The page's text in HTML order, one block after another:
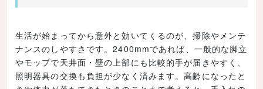
生活が始まってから意外と効いてくるのが、掃除やメンテ
ナンスのしやすさです。2400mmであれば、一般的な脚立
やモップで天井面・壁の上部にも比較的手が届きやすく、
照明器具の交換も負担が少なく済みます。高齢になったと